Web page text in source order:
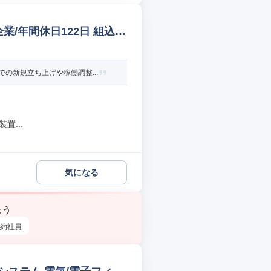
/年間休日122日 組込/
の新規立ち上げや稼働調整...
置...
気になる
社員